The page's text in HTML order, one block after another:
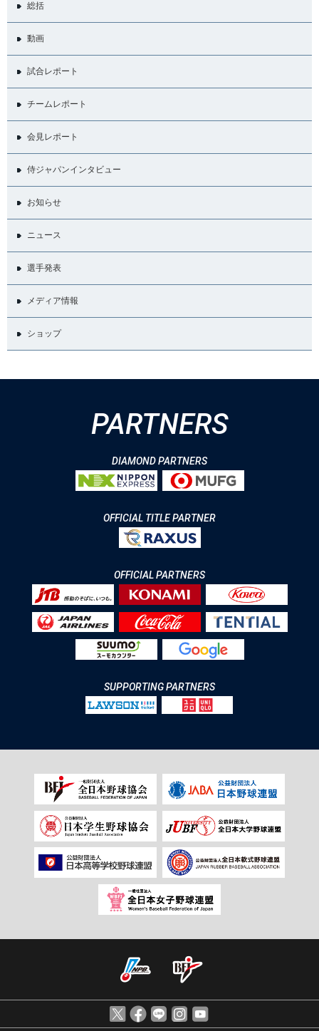
総括
動画
試合レポート
チームレポート
会見レポート
侍ジャパンインタビュー
お知らせ
ニュース
選手発表
メディア情報
ショップ
PARTNERS
DIAMOND PARTNERS
OFFICIAL TITLE PARTNER
OFFICIAL PARTNERS
SUPPORTING PARTNERS